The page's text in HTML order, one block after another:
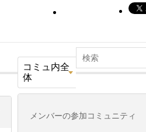
コミュ内全
体
メンバーの参加コミュニティ